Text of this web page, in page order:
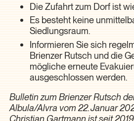
Die Zufahrt zum Dorf ist
Es besteht keine
Siedlungsraum.
Informieren Sie sich
Brienzer Rutsch und die
mögliche erneute
ausgeschlossen werden.
Bulletin zum Brienzer Rutsch
Albula/Alvra vom 22. Januar
Christian Gartmann ist seit